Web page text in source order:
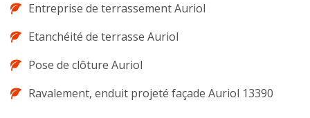
Entreprise de terrassement Auriol
Etanchéité de terrasse Auriol
Pose de clôture Auriol
Ravalement, enduit projeté façade Auriol 13390